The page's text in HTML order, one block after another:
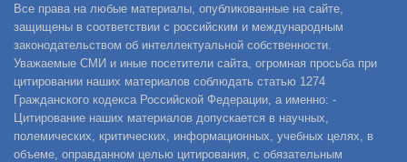
Все права на любые материалы, опубликованные на сайте,
защищены в соответствии с российским и международным
законодательством об интеллектуальной собственности.
Уважаемые СМИ и иные посетители сайта, огромная просьба при
цитировании наших материалов соблюдать статью 1274
Гражданского кодекса Российской Федерации, а именно: -
Цитирование наших материалов допускается в научных,
полемических, критических, информационных, учебных целях, в
объеме, оправданном целью цитирования, с обязательным